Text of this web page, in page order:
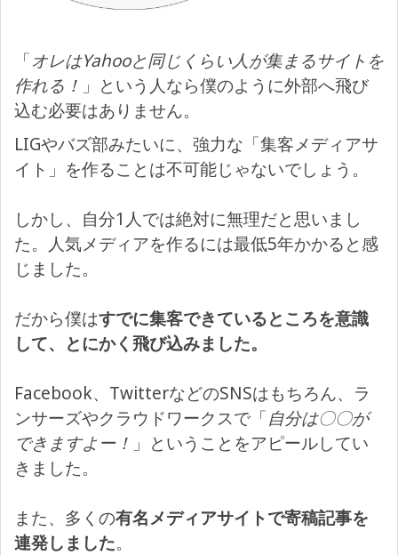
「オレはYahooと同じくらい人が集まるサイトを
作れる！ 」という人なら僕のように外部へ飛び
込む必要はありません。
LIGやバズ部みたいに、強力な「集客メディアサ
イト」を作ることは不可能じゃないでしょう。
しかし、自分1人では絶対に無理だと思いまし
た。人気メディアを作るには最低5年かかると感
じました。
だから僕はすでに集客できているところを意識
して、とにかく飛び込みました。
Facebook、TwitterなどのSNSはもちろん、ラ
ンサーズやクラウドワークスで「自分は〇〇が
できますよー！ 」ということをアピールしてい
きました。
また、多くの有名メディアサイトで寄稿記事を
連発しました。